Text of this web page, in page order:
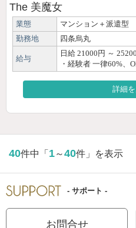
The 美魔女
業態
マンション＋派遣型
勤務地
四条烏丸
給与
日給 21000円 ～
・経験者 一律60%、
詳細
40件中「 1～40件」を表示
- サポート -
お問合せ